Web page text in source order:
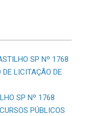
SP Nº 1768
DE LICITAÇÃO DE
SP Nº 1768
PÚBLICOS